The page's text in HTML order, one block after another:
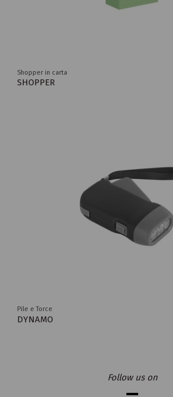
Shopper in carta
SHOPPER
Pile e Torce
DYNAMO
Follow us on